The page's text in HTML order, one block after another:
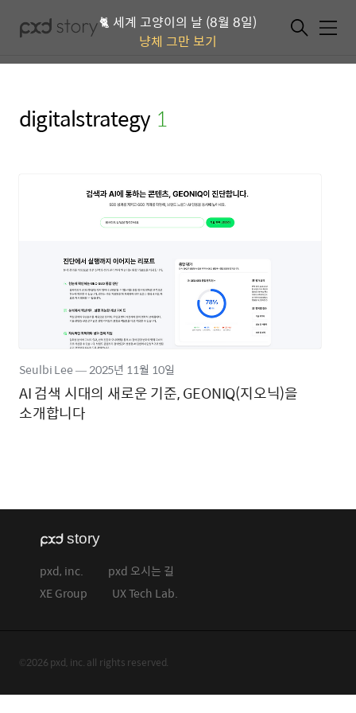
🐈 세계 고양이의 날 (8월 8일)
냥체 그만 보기
메뉴
digitalstrategy (1)
AI 검색 시대의 새로운 기준, GEONIQ(지오닉)을
소개합니다
Seulbi Lee―2025년 11월 10일
pxd, inc.
pxd 오시는 길
XE Group
UX Tech Lab.
©2026 pxd, inc. all rights reserved.